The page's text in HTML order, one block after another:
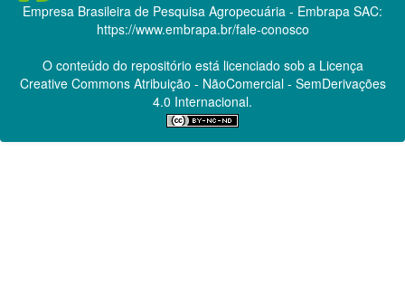
Empresa Brasileira de Pesquisa Agropecuária - Embrapa SAC:
https://www.embrapa.br/fale-conosco
O conteúdo do repositório está licenciado sob a Licença
Creative CommonsAtribuição - NãoComercial - SemDerivações
4.0 Internacional.